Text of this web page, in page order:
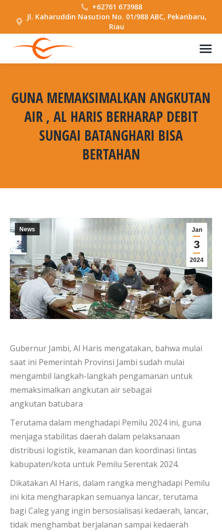
+62761 673988
Jl. Kaharuddin Nasution No. 01/988 ABC, Pekanbaru,
Riau
GUNA MEMAKSIMALKAN ANGKUTAN
AIR , AL HARIS BERHARAP DEBIT
SUNGAI BATANGHARI BISA
BERTAHAN
Jan
3
2024
News
Gubernur Jambi, Al Haris mengatakan, bahwa mulai
saat ini Pemerintah Provinsi Jambi sudah mulai
mengambil langkah-langkah pengamanan untuk
memaksimalkan angkutan air sebagai
angkutan batubara
Terutama dalam menghadapi Pemilu 2024 ini, guna
menjaga stabilitas daerah dalam pelaksanaan
distribusi logistik, keamanan dan koordinasi lintas
kabupaten/kota untuk Pemilu Serentak 2024.
Dikatakan Al Haris, dalam rangka menghadapi Pemilu
ini kita mengharapkan semuanya lancar, terutama
bagi Caleg yang ingin bersosialisasi kedaerah, lancar,
tidak menghambat berjalanan sampai kedaerah